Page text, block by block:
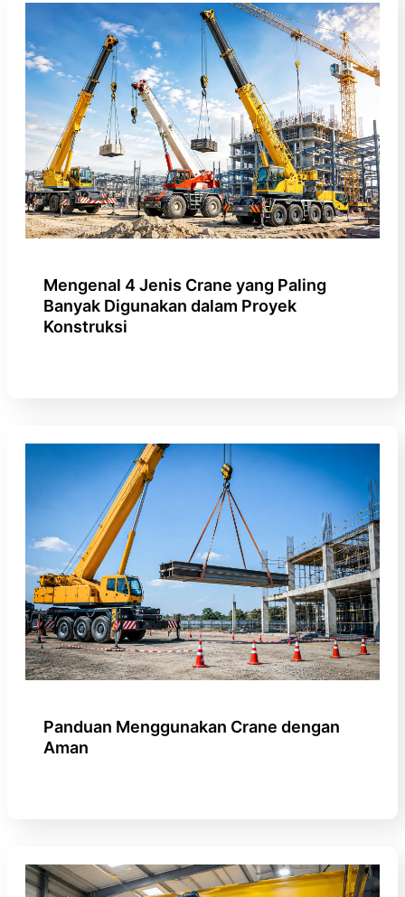
Mengenal 4 Jenis Crane yang Paling
Banyak Digunakan dalam Proyek
Konstruksi
Panduan Menggunakan Crane dengan
Aman